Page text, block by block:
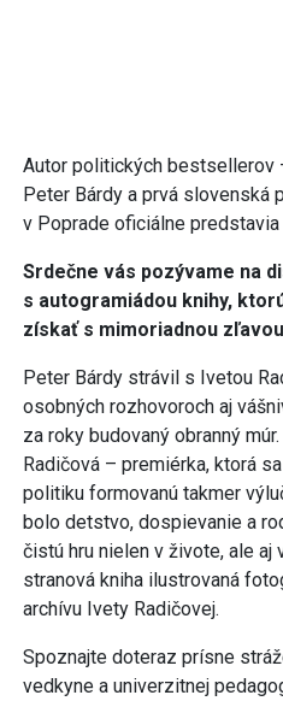
Autor politických bestsellerov
Peter Bárdy a prvá slovenská
v Poprade oficiálne predstavia
Srdečne vás pozývame na
s autogramiádou knihy,
získať s mimoriadnou zľavou
Peter Bárdy strávil s Ivetou
osobných rozhovoroch aj
za roky budovaný obranný
Radičová – premiérka, ktorá
politiku formovanú takmer
bolo detstvo, dospievanie a
čistú hru nielen v živote, ale
stranová kniha ilustrovaná
archívu Ivety Radičovej.
Spoznajte doteraz prísne
vedkyne a univerzitnej